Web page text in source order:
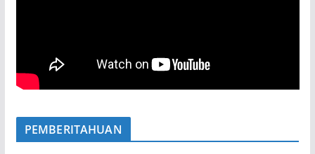
PEMBERITAHUAN